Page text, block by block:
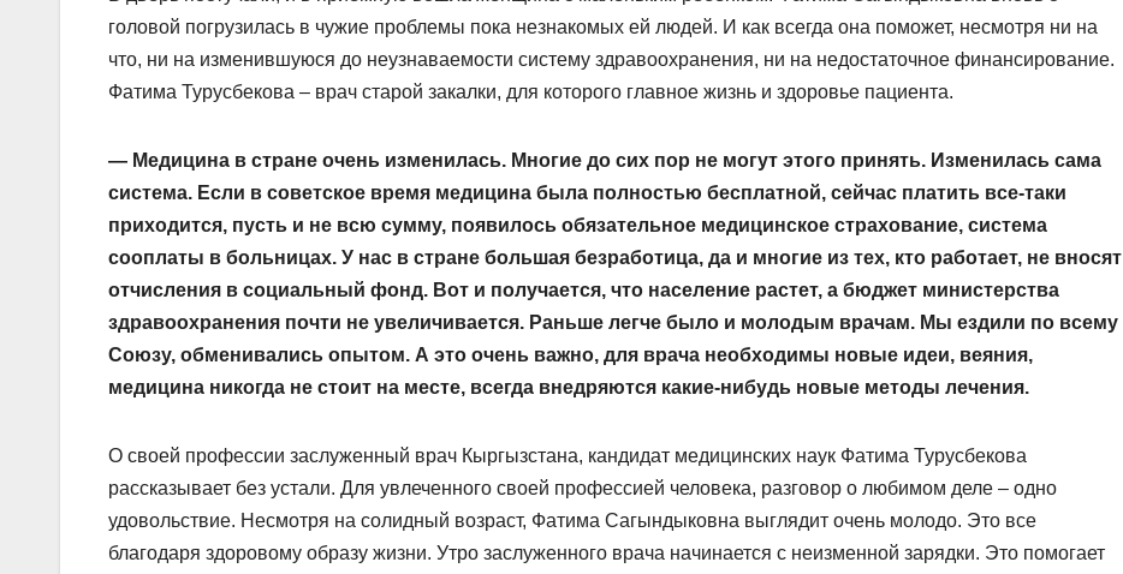
головой погрузилась в чужие проблемы пока незнакомых ей людей. И как всегда она поможет, несмотря ни на
что, ни на изменившуюся до неузнаваемости систему здравоохранения, ни на недостаточное финансирование.
Фатима Турусбекова – врач старой закалки, для которого главное жизнь и здоровье пациента.
— Медицина в стране очень изменилась. Многие до сих пор не могут этого принять. Изменилась сама
система. Если в советское время медицина была полностью бесплатной, сейчас платить все-таки
приходится, пусть и не всю сумму, появилось обязательное медицинское страхование, система
сооплаты в больницах. У нас в стране большая безработица, да и многие из тех, кто работает, не вносят
отчисления в социальный фонд. Вот и получается, что население растет, а бюджет министерства
здравоохранения почти не увеличивается. Раньше легче было и молодым врачам. Мы ездили по всему
Союзу, обменивались опытом. А это очень важно, для врача необходимы новые идеи, веяния,
медицина никогда не стоит на месте, всегда внедряются какие-нибудь новые методы лечения.
О своей профессии заслуженный врач Кыргызстана, кандидат медицинских наук Фатима Турусбекова
рассказывает без устали. Для увлеченного своей профессией человека, разговор о любимом деле – одно
удовольст­вие. Несмотря на солидный возраст, Фатима Сагындыковна выглядит очень молодо. Это все
благодаря здоровому образу жизни. Утро заслуженного врача начинается с неизменной зарядки. Это помогает